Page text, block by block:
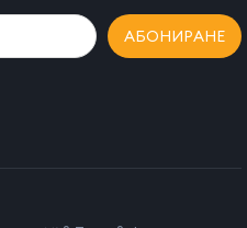
АБОНИРАНЕ